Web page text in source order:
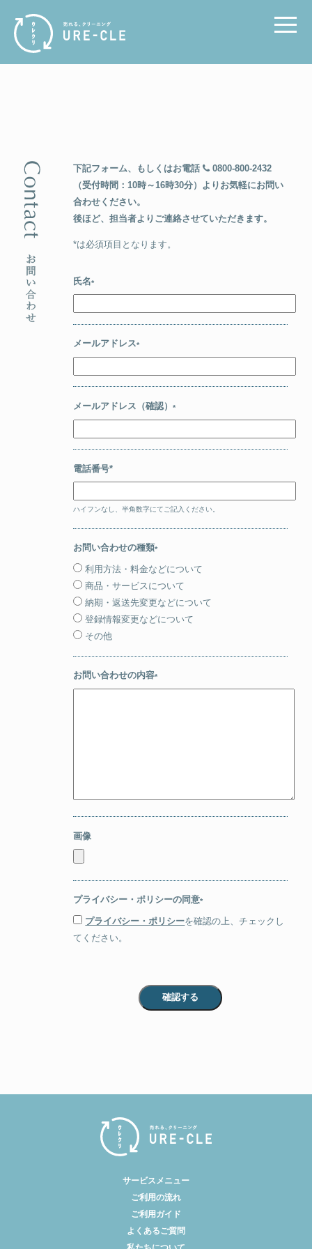
toggle
下記フォーム、もしくはお電話
0800-800-2432
（受付時間：10時～16時30分）より お気軽にお問い
合わせください。
後ほど、担当者よりご連絡させていただきます。
*は必須項目となります。
氏名*
メールアドレス*
メールアドレス（確認）*
電話番号*
ハイフンなし、半角数字にてご記入ください。
お問い合わせの種類*
利用方法・料金などについて
商品・サービスについて
納期・返送先変更などについて
登録情報変更などについて
その他
お問い合わせの内容*
画像
プライバシー・ポリシーの同意*
プライバシー・ポリシーを確認の上、チェックし
てください。
サービスメニュー
ご利用の流れ
ご利用ガイド
よくあるご質問